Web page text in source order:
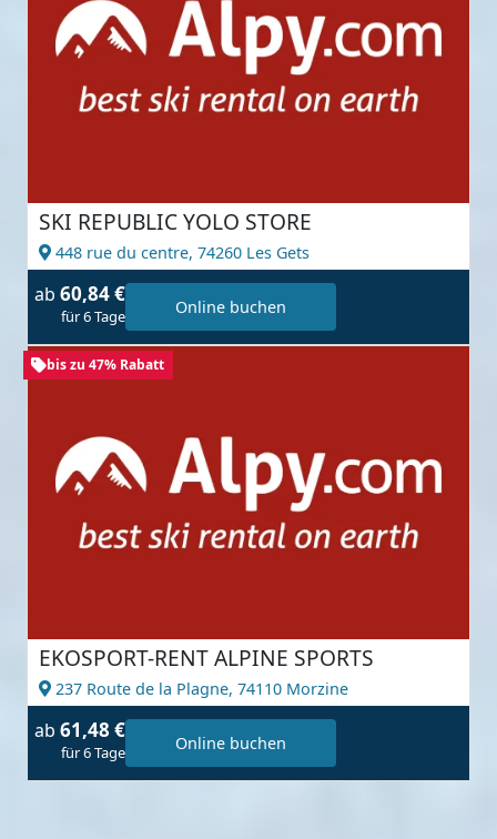
SKI REPUBLIC YOLO STORE
448 rue du centre, 74260 Les Gets
ab 60,84 €
für 6 Tage Online buchen
bis zu 47% Rabatt
EKOSPORT-RENT ALPINE SPORTS
237 Route de la Plagne, 74110 Morzine
ab 61,48 €
für 6 Tage Online buchen